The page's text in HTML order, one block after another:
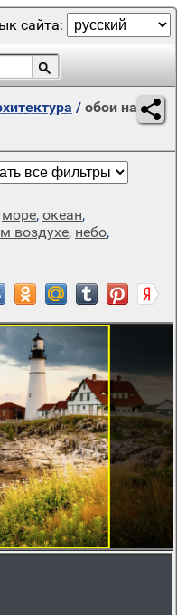
сайта:
/ обои на
море, океан,
воздухе, небо,